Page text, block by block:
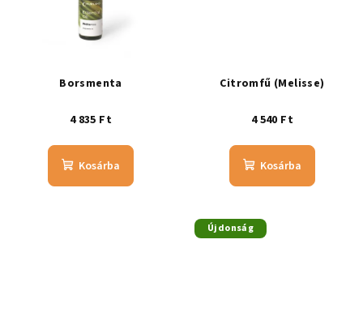
Borsmenta
4 835 Ft
Kosárba
Citromfű (Melisse)
4 540 Ft
Kosárba
Újdonság